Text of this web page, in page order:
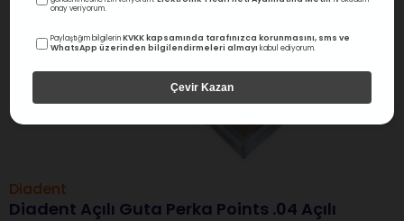
Diadent
Diadent Açılı Guta Perka Points .04 Açılı
onay veriyorum.
Paylaştığım bilgilerinKVKK kapsamında tarafınızca korunmasını, sms ve
WhatsApp üzerinden bilgilendirmeleri almayı kabul ediyorum.
Çevir Kazan